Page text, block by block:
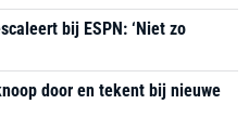
bij ESPN: ‘Niet zo
door en tekent bij nieuwe